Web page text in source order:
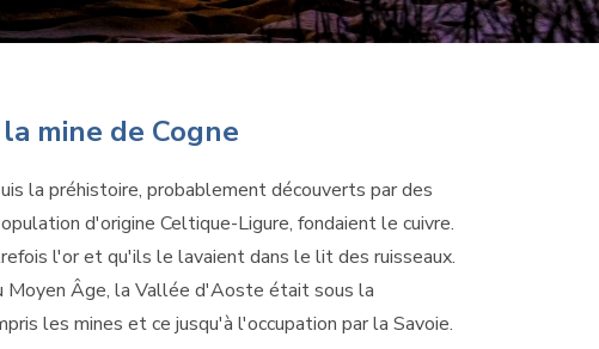
mine de Cogne
la préhistoire, probablement découverts par des
d'origine Celtique-Ligure, fondaient le cuivre.
l'or et qu'ils le lavaient dans le lit des ruisseaux.
Moyen Âge, la Vallée d'Aoste était sous la
les mines et ce jusqu'à l'occupation par la Savoie.